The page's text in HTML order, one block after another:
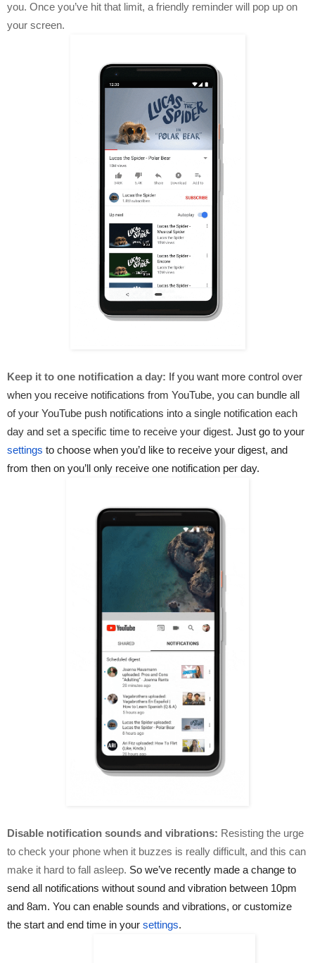
you. Once you’ve hit that limit, a friendly reminder will pop up on
your screen.
Keep it to one notification a day: If you want more control over
when you receive notifications from YouTube, you can bundle all
of your YouTube push notifications into a single notification each
day and set a specific time to receive your digest.
settings to choose when you’d like to receive your digest, and
from then on you’ll only receive one notification per day.
Disable notification sounds and vibrations: Resisting the urge
to check your phone when it buzzes is really difficult, and this can
make it hard to fall asleep. So we’ve recently made a change to
send all notifications without sound and vibration between 10pm
and 8am. You can enable sounds and vibrations, or customize
the start and end time in your settings.